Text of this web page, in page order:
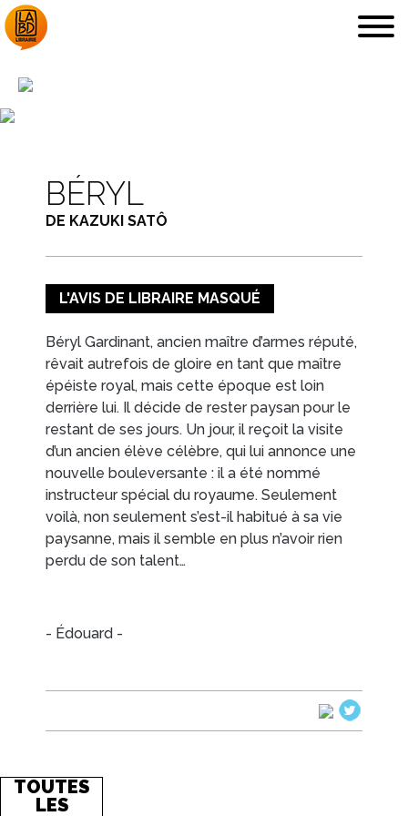
COUPS DE CŒUR ARCHIVES
EN IMAGES CONTACTS/ACCÈS
BÉRYL
DE KAZUKI SATÔ
L'AVIS DE LIBRAIRE MASQUÉ
Béryl Gardinant, ancien maître d’armes réputé,
rêvait autrefois de gloire en tant que maître
épéiste royal, mais cette époque est loin
derrière lui. Il décide de rester paysan pour le
restant de ses jours. Un jour, il reçoit la visite
d’un ancien élève célèbre, qui lui annonce une
nouvelle bouleversante : il a été nommé
instructeur spécial du royaume. Seulement
voilà, non seulement s’est-il habitué à sa vie
paysanne, mais il semble en plus n’avoir rien
perdu de son talent…
- Édouard -
TOUTES
LES